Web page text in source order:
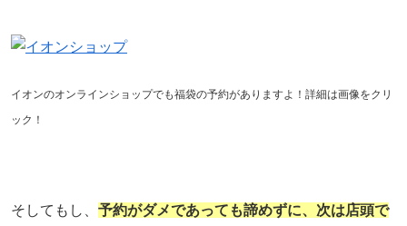
イオンのオンラインショップでも福袋の予約がありますよ！詳細は画像をクリ
ック！
そしてもし、 予約がダメであっても諦めずに、次は店頭で